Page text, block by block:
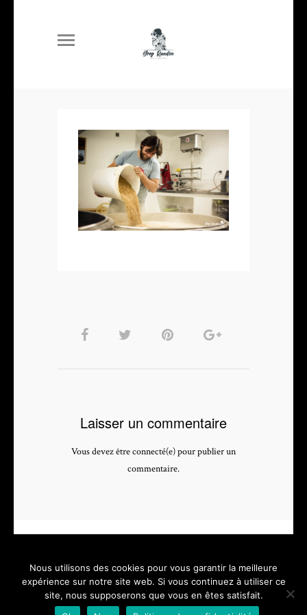
Laisser un commentaire
Vous devez être connecté(e) pour publier un
commentaire.
PHOTOGRAPHE & VIDEASTE PROFESSIONNEL - depuis 2005 -
Nous utilisons des cookies pour vous garantir la meilleure
expérience sur notre site web. Si vous continuez à utiliser ce
site, nous supposerons que vous en êtes satisfait.